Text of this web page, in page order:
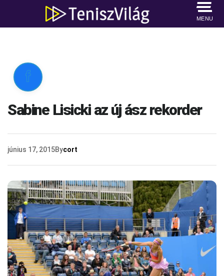
MENU

Sabine Lisicki az új ász rekorder
június 17, 2015Bycort